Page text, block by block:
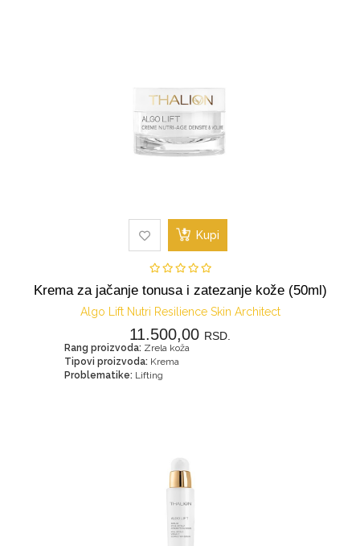
Kupi
Krema za jačanje tonusa i zatezanje kože (50ml)
Algo Lift Nutri Resilience Skin Architect
11.500,00 RSD.
Rang proizvoda: Zrela koža
Tipovi proizvoda: Krema
Problematike: Lifting